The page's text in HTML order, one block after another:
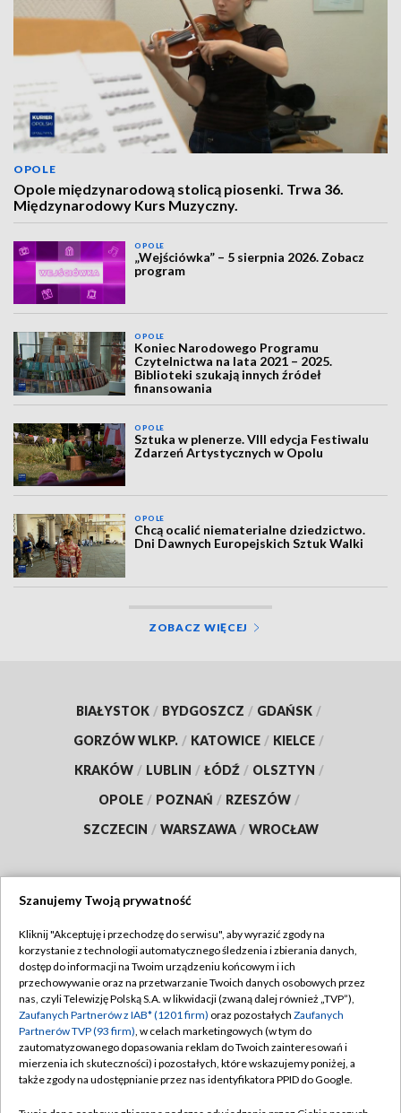
OPOLE
Opole międzynarodową stolicą piosenki. Trwa 36.
Międzynarodowy Kurs Muzyczny.
OPOLE
„Wejściówka” – 5 sierpnia 2026. Zobacz
program
OPOLE
Koniec Narodowego Programu
Czytelnictwa na lata 2021 – 2025.
Biblioteki szukają innych źródeł
finansowania
OPOLE
Sztuka w plenerze. VIII edycja Festiwalu
Zdarzeń Artystycznych w Opolu
OPOLE
Chcą ocalić niematerialne dziedzictwo.
Dni Dawnych Europejskich Sztuk Walki
ZOBACZ WIĘCEJ
BIAŁYSTOK / BYDGOSZCZ / GDAŃSK /
GORZÓW WLKP. / KATOWICE / KIELCE /
KRAKÓW / LUBLIN / ŁÓDŹ / OLSZTYN /
OPOLE / POZNAŃ / RZESZÓW /
SZCZECIN / WARSZAWA / WROCŁAW
TVP
Abonament TVP
Emisja w TVP
Centrum informacji TVP
Naziemna Telewizja Cyfrowa
Regulamin TVP
Polityka prywatności
Moje zgody
Pomoc
Szanujemy Twoją prywatność
Kliknij "Akceptuję i przechodzę do serwisu", aby wyrazić zgody na
korzystanie z technologii automatycznego śledzenia i zbierania danych,
dostęp do informacji na Twoim urządzeniu końcowym i ich
przechowywanie oraz na przetwarzanie Twoich danych osobowych przez
nas, czyli Telewizję Polską S.A. w likwidacji (zwaną dalej również „TVP”),
Zaufanych Partnerów z IAB* (1201 firm) oraz pozostałych Zaufanych
Partnerów TVP (93 firm), w celach marketingowych (w tym do
zautomatyzowanego dopasowania reklam do Twoich zainteresowań i
mierzenia ich skuteczności) i pozostałych, które wskazujemy poniżej, a
także zgody na udostępnianie przez nas identyfikatora PPID do Google.